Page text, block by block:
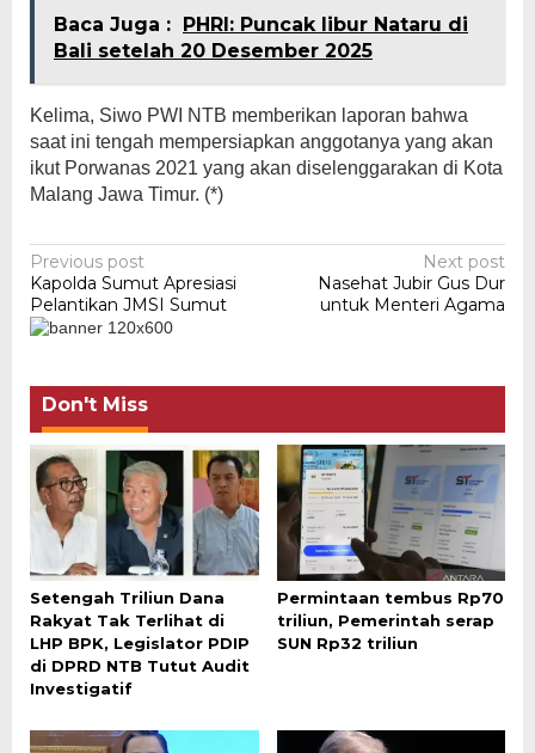
Baca Juga : PHRI: Puncak libur Nataru di
Bali setelah 20 Desember 2025
Kelima, Siwo PWI NTB memberikan laporan bahwa
saat ini tengah mempersiapkan anggotanya yang akan
ikut Porwanas 2021 yang akan diselenggarakan di Kota
Malang Jawa Timur. (*)
Post
navigation
Previous post
Kapolda Sumut Apresiasi
Pelantikan JMSI Sumut
Next post
Nasehat Jubir Gus Dur
untuk Menteri Agama
Don't Miss
Setengah Triliun Dana
Rakyat Tak Terlihat di
LHP BPK, Legislator PDIP
di DPRD NTB Tutut Audit
Investigatif
Permintaan tembus Rp70
triliun, Pemerintah serap
SUN Rp32 triliun